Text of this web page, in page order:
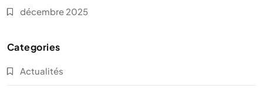
décembre 2025
Categories
Actualités